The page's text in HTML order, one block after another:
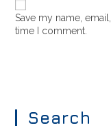
Save my name,
time I comment.
Search